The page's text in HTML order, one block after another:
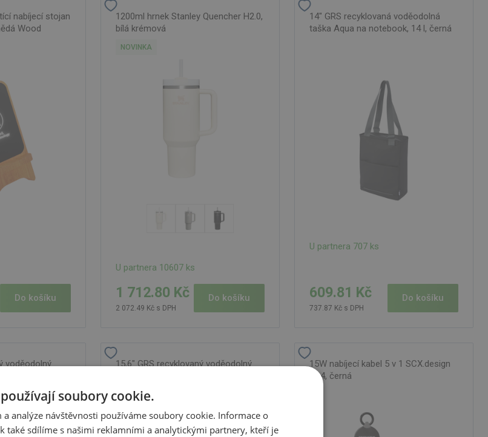
nabíjecí stojan
Wood
Do košíku
1200ml hrnek Stanley Quencher H2.0,
bílá krémová
NOVINKA
U partnera 10607 ks
1 712.80 Kč
2 072.49 Kč s DPH
Do košíku
14" GRS recyklovaná voděodolná
taška Aqua na notebook, 14 l, černá
U partnera 707 ks
609.81 Kč
737.87 Kč s DPH
Do košíku
voděodolný
15,6" GRS recyklovaný voděodolný
15W nabíjecí kabel 5 v 1 SCX.design
C14, černá
soubory cookie.
a analýze návštěvnosti používáme soubory cookie. Informace o
také sdílíme s našimi reklamními a analytickými partnery, kteří je